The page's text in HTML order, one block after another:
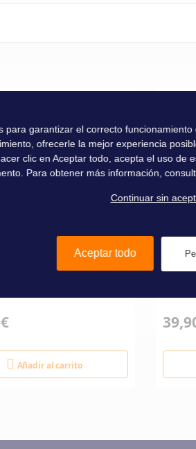
ANTI-OISEAUX
AIR Ø185 CM
Añadir al carrito
PAIRE
para garantizar el correcto
ofrecerle la mejor experiencia
clic en Aceptar todo, acepta el uso de
Para obtener más información,
Continuar sin
Aceptar todo